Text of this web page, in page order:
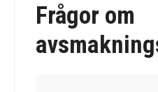
Frågor om